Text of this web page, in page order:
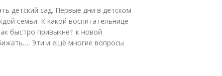
детский сад. Первые дни в детском
семьи. К какой воспитательнице
быстро привыкнет к новой
Эти и ещё многие вопросы